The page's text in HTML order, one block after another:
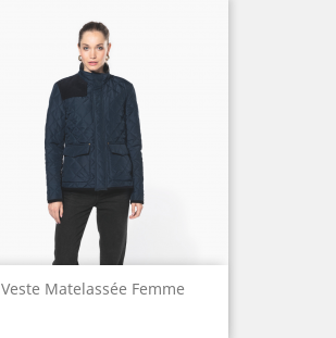
Veste Matelassée Femme